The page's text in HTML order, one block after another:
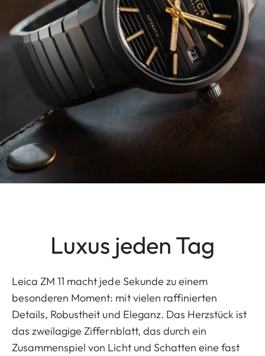
Luxus jeden Tag
Leica ZM 11 macht jede Sekunde zu einem
besonderen Moment: mit vielen raffinierten
Details, Robustheit und Eleganz. Das Herzstück ist
das zweilagige Ziffernblatt, das durch ein
Zusammenspiel von Licht und Schatten eine fast